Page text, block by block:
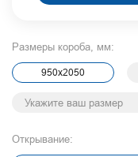
Размеры короба, мм:
950х2050
Открывание: